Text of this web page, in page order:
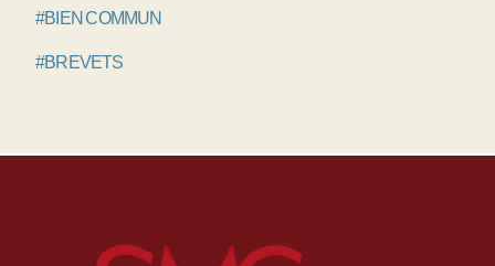
#BIEN COMMUN
#BREVETS